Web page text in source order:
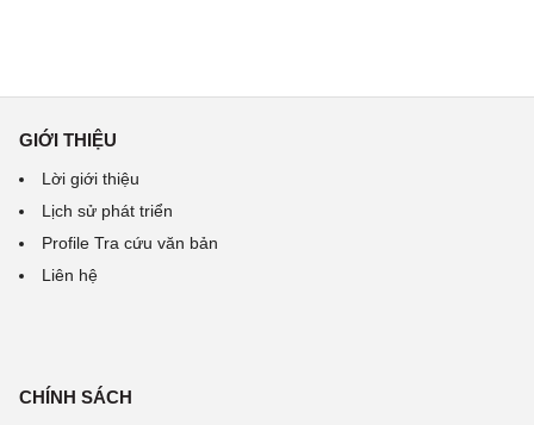
GIỚI THIỆU
Lời giới thiệu
Lịch sử phát triển
Profile Tra cứu văn bản
Liên hệ
CHÍNH SÁCH